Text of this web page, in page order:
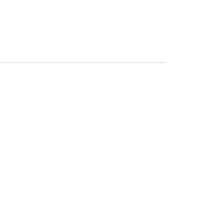
tin tiếp thị của chúng tôi thì có thể từ chối
hoặc nhà cung cấp).
được. Tuy nhiên, quý khách có thể tiếp cận
tài khoản trên web. Tại đây, quý khách sẽ thấy
sản phẩm đã nhận và những sản phẩm đã
bản tin mà bạn đặt theo dõi dài hạn.
cá nhân và không được phép tiết lộ cho bên
kỳ trách nhiệm nào cho việc dùng sai mật khẩu
tôi.
cá nhân của bạn để nghiên cứu thị trường. mọi